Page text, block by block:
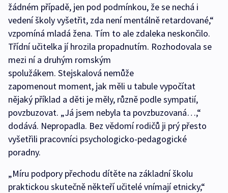
žádném případě, jen pod podmínkou, že se nechá i
vedení školy vyšetřit, zda není mentálně retardované,“
vzpomíná mladá žena. Tím to ale zdaleka neskončilo.
Třídní učitelka jí hrozila propadnutím. Rozhodovala se
mezi ní a druhým romským
spolužákem. Stejskalová nemůže
zapomenout moment, jak měli u tabule vypočítat
nějaký příklad a děti je měly, různě podle sympatií,
povzbuzovat. „Já jsem nebyla ta povzbuzovaná…,“
dodává. Nepropadla. Bez vědomí rodičů ji prý přesto
vyšetřili pracovníci psychologicko-pedagogické
poradny.
„Míru podpory přechodu dítěte na základní školu
praktickou skutečně někteří učitelé vnímají etnicky,“